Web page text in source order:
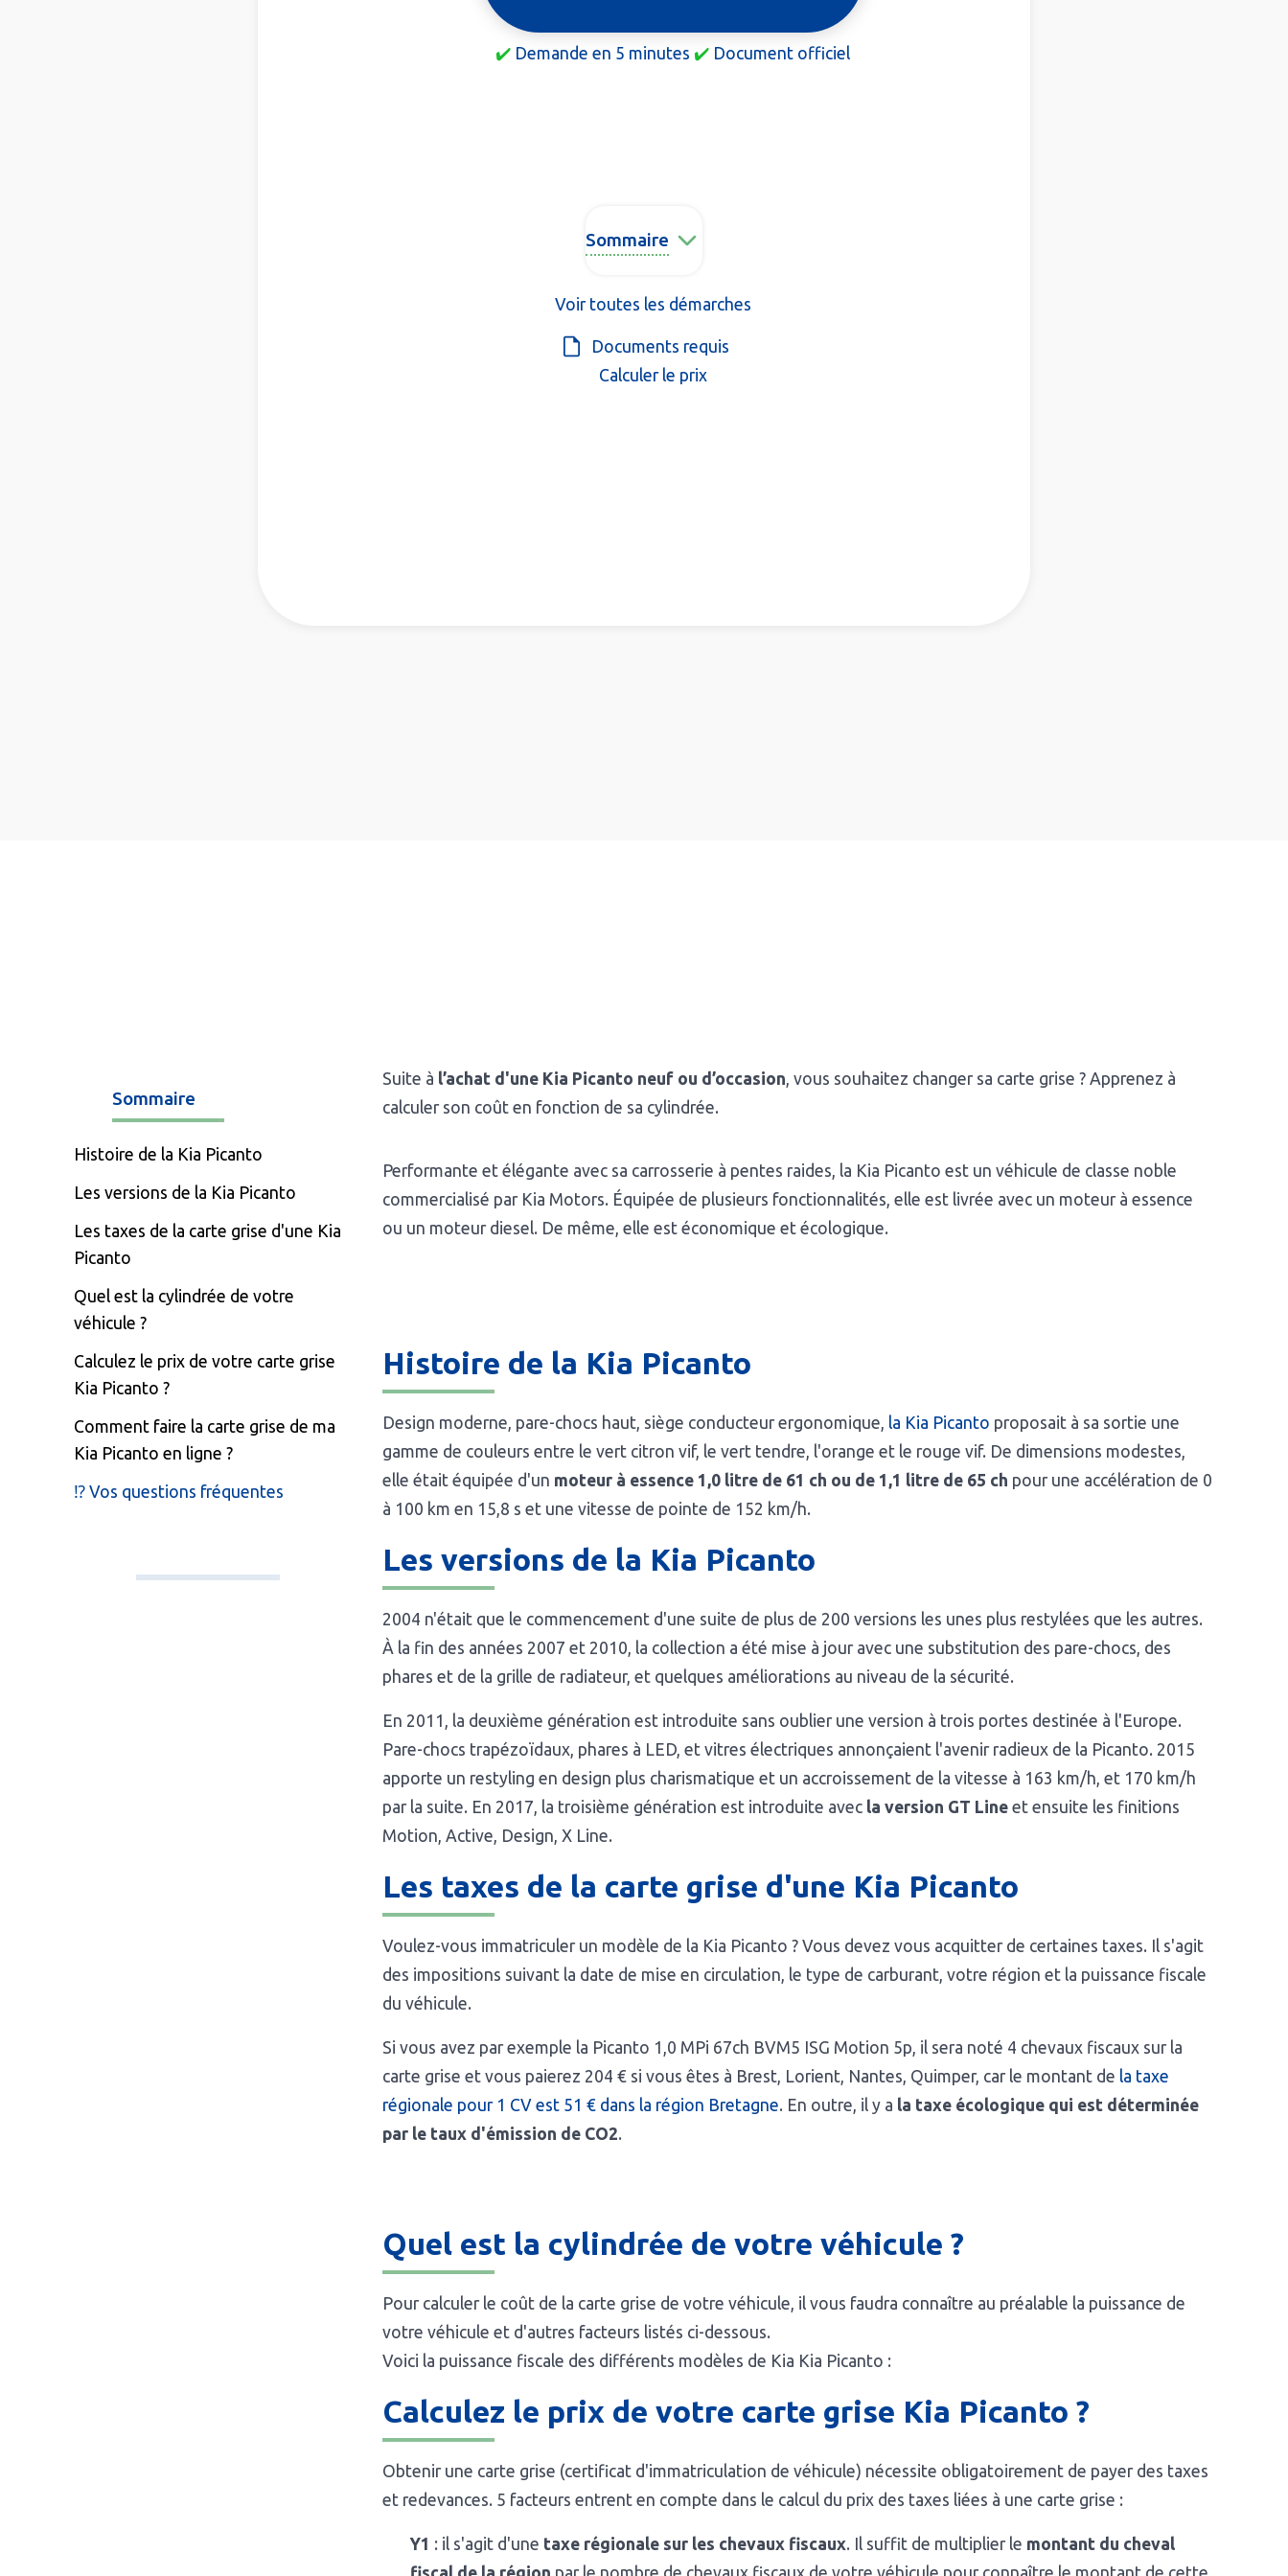
✔️Demande en 5 minutes ✔️Document officiel
Sommaire
Voir toutes les démarches
Documents requis
Calculer le prix
Sommaire
Histoire de la Kia Picanto
Les versions de la Kia Picanto
Les taxes de la carte grise d'une Kia
Picanto
Quel est la cylindrée de votre
véhicule ?
Calculez le prix de votre carte grise
Kia Picanto ?
Comment faire la carte grise de ma
Kia Picanto en ligne ?
⁉️ Vos questions fréquentes
Suite à l’achat d'une Kia Picanto neuf ou d’occasion , vous souhaitez changer sa carte grise ? Apprenez à
calculer son coût en fonction de sa cylindrée.
Performante et élégante avec sa carrosserie à pentes raides, la Kia Picanto est un véhicule de classe noble
commercialisé par Kia Motors. Équipée de plusieurs fonctionnalités, elle est livrée avec un moteur à essence
ou un moteur diesel. De même, elle est économique et écologique.
Histoire de la Kia Picanto
Design moderne, pare-chocs haut, siège conducteur ergonomique, la Kia Picanto proposait à sa sortie une
gamme de couleurs entre le vert citron vif, le vert tendre, l'orange et le rouge vif. De dimensions modestes,
elle était équipée d'un moteur à essence 1,0 litre de 61 ch ou de 1,1 litre de 65 ch pour une accélération de 0
à 100 km en 15,8 s et une vitesse de pointe de 152 km/h.
Les versions de la Kia Picanto
2004 n'était que le commencement d'une suite de plus de 200 versions les unes plus restylées que les autres.
À la fin des années 2007 et 2010, la collection a été mise à jour avec une substitution des pare-chocs, des
phares et de la grille de radiateur, et quelques améliorations au niveau de la sécurité.
En 2011, la deuxième génération est introduite sans oublier une version à trois portes destinée à l'Europe.
Pare-chocs trapézoïdaux, phares à LED, et vitres électriques annonçaient l'avenir radieux de la Picanto. 2015
apporte un restyling en design plus charismatique et un accroissement de la vitesse à 163 km/h, et 170 km/h
par la suite. En 2017, la troisième génération est introduite avec la version GT Lineet ensuite les finitions
Motion, Active, Design, X Line.
Les taxes de la carte grise d'une Kia Picanto
Voulez-vous immatriculer un modèle de la Kia Picanto ? Vous devez vous acquitter de certaines taxes. Il s'agit
des impositions suivant la date de mise en circulation, le type de carburant, votre région et la puissance fiscale
du véhicule.
Si vous avez par exemple la Picanto 1,0 MPi 67ch BVM5 ISG Motion 5p, il sera noté 4 chevaux fiscaux sur la
carte grise et vous paierez 204 € si vous êtes à Brest, Lorient, Nantes, Quimper, car le montant de la taxe
régionale pour 1 CV est 51 € dans la région Bretagne. En outre, il y a la taxe écologique qui est déterminée
par le taux d'émission de CO2.
Quel est la cylindrée de votre véhicule ?
Pour calculer le coût de la carte grise de votre véhicule, il vous faudra connaître au préalable la puissance de
votre véhicule et d'autres facteurs listés ci-dessous.
Voici la puissance fiscale des différents modèles de Kia Kia Picanto :
Calculez le prix de votre carte grise Kia Picanto ?
Obtenir une carte grise (certificat d'immatriculation de véhicule) nécessite obligatoirement de payer des taxes
et redevances. 5 facteurs entrent en compte dans le calcul du prix des taxes liées à une carte grise :
Y1 : il s'agit d'une taxe régionale sur les chevaux fiscaux. Il suffit de multiplier le montant du cheval
fiscal de la région par le nombre de chevaux fiscaux de votre véhicule pour connaître le montant de cette